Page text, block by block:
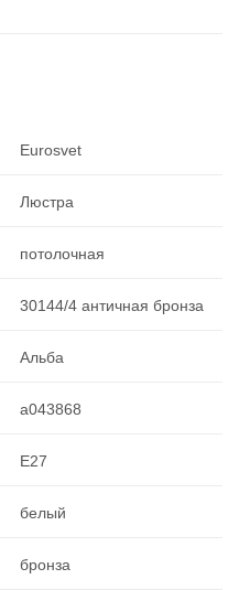
Eurosvet
Люстра
потолочная
30144/4 античная бронза
Альба
a043868
E27
белый
бронза